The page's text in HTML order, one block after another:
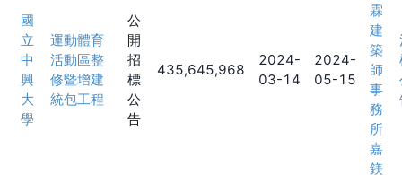
國
立
中
興
大
學
運動體育
活動區整
修暨增建
統包工程
公
開
招
標
公
告
435,645,968
2024-
03-14
2024-
05-15
霖
建
築
師
事
務
所
嘉
鎂